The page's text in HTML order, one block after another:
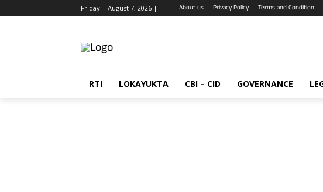
Friday | August 7, 2026 | About us Privacy Policy Terms and Condition
RTI LOKAYUKTA CBI – CID GOVERNANCE